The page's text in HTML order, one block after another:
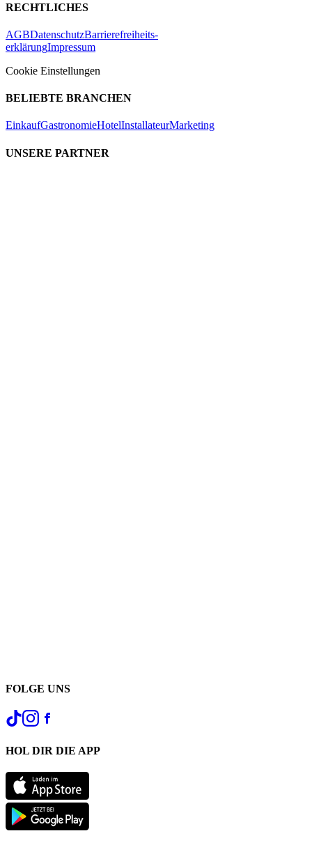
RECHTLICHES
AGBDatenschutzBarrierefreiheits-
erklärungImpressum
Cookie Einstellungen
BELIEBTE BRANCHEN
EinkaufGastronomieHotelInstallateurMarketing
UNSERE PARTNER
FOLGE UNS
HOL DIR DIE APP